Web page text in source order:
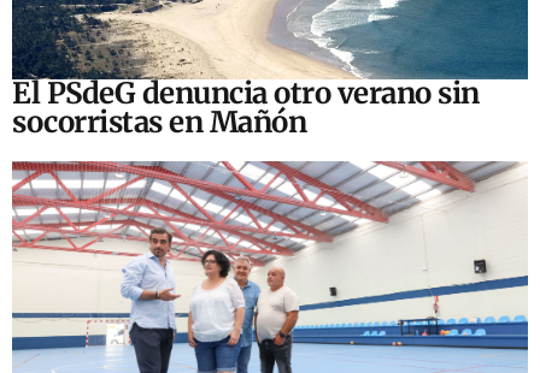
El PSdeG denuncia otro verano sin
socorristas en Mañón